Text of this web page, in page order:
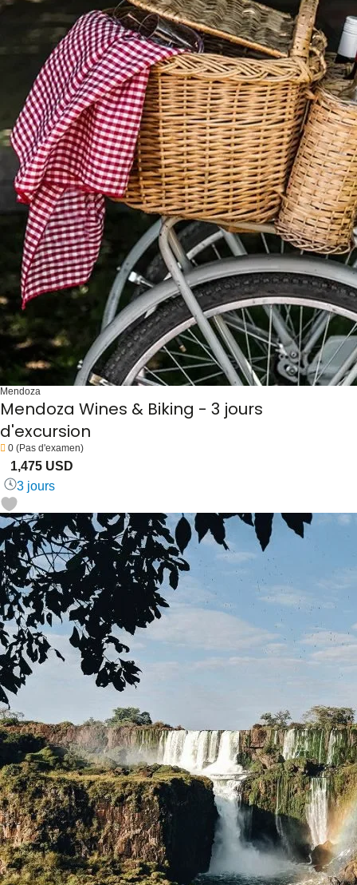
Mendoza
Mendoza Wines & Biking - 3 jours
d'excursion
0 (Pas d'examen)
1,475 USD
3 jours